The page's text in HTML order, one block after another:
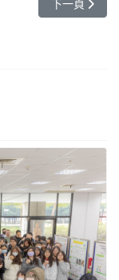
動循環經濟與環境永
下一篇文章:
下一頁